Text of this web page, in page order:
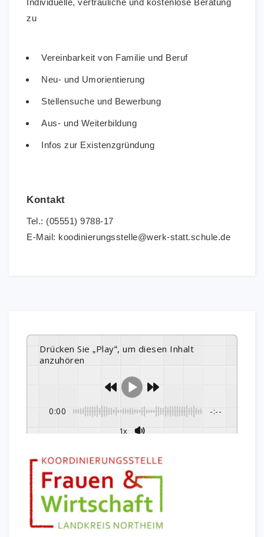
Drücken Sie „Play“, um diesen Inhalt
anzuhören
0:00 -:--
1x
Individuelle, vertrauliche und kostenlose Beratung
zu
Vereinbarkeit von Familie und Beruf
Neu- und Umorientierung
Stellensuche und Bewerbung
Aus- und Weiterbildung
Infos zur Existenzgründung
Kontakt
Tel.: (05551) 9788-17
E-Mail: koodinierungsstelle@werk-statt.schule.de